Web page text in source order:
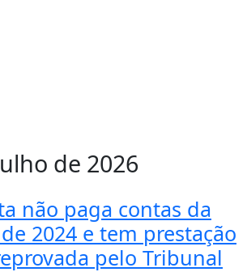
de 2026
não paga contas da
2024 e tem prestação
pelo Tribunal